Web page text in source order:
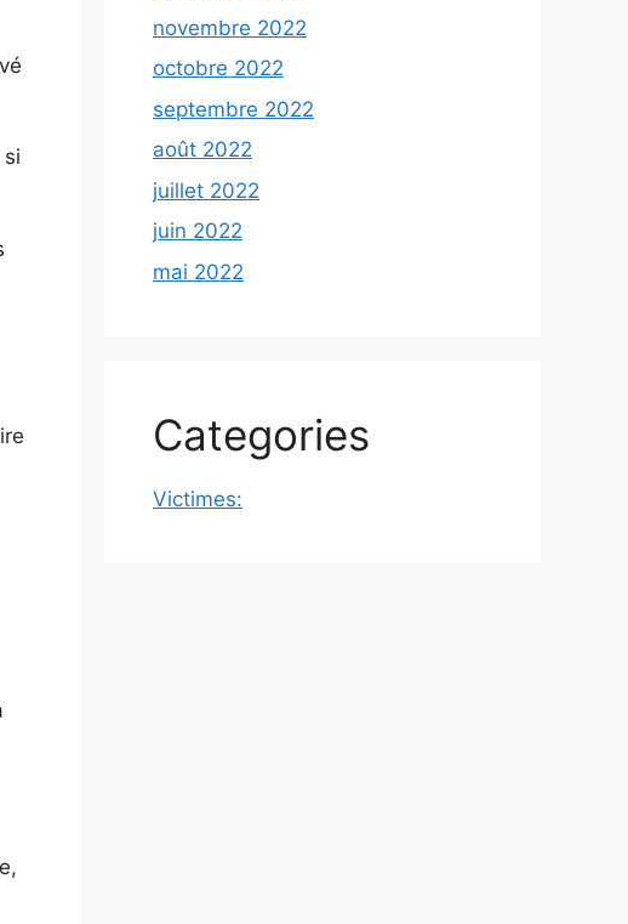
novembre 2022
octobre 2022
septembre 2022
août 2022
juillet 2022
juin 2022
mai 2022
Categories
Victimes: